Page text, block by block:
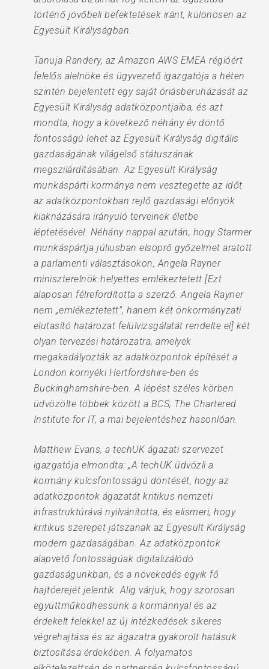
történő jövőbeli befektetések iránt, különösen az
Egyesült Királyságban.
Tanuja Randery, az Amazon AWS EMEA régióért
felelős alelnöke és ügyvezető igazgatója a héten
szintén bejelentett egy saját óriásberuházását az
Egyesült Királyság adatközpontjaiba, és azt
mondta, hogy a következő néhány év döntő
fontosságú lehet az Egyesült Királyság digitális
gazdaságának világelső státuszának
megszilárdításában. Az Egyesült Királyság
munkáspárti kormánya nem vesztegette az időt
az adatközpontokban rejlő gazdasági előnyök
kiaknázására irányuló terveinek életbe
léptetésével. Néhány nappal azután, hogy Starmer
munkáspártja júliusban elsöprő győzelmet aratott
a parlamenti választásokon, Angela Rayner
miniszterelnök-helyettes emlékeztetett [Ezt
alaposan félrefordította a szerző. Angela Rayner
nem „emlékeztetett”, hanem két önkormányzati
elutasító határozat felülvizsgálatát rendelte el] két
olyan tervezési határozatra, amelyek
megakadályozták az adatközpontok építését a
London környéki Hertfordshire-ben és
Buckinghamshire-ben. A lépést széles körben
üdvözölte többek között a BCS, The Chartered
Institute for IT, a mai bejelentéshez hasonlóan.
Matthew Evans, a techUK ágazati szervezet
igazgatója elmondta: „A techUK üdvözli a
kormány kulcsfontosságú döntését, hogy az
adatközpontok ágazatát kritikus nemzeti
infrastruktúrává nyilvánította, és elismeri, hogy
kritikus szerepet játszanak az Egyesült Királyság
modern gazdaságában. Az adatközpontok
alapvető fontosságúak digitalizálódó
gazdaságunkban, és a növekedés egyik fő
hajtóerejét jelentik. Alig várjuk, hogy szorosan
együttműködhessünk a kormánnyal és az
érdekelt felekkel az új intézkedések sikeres
végrehajtása és az ágazatra gyakorolt hatásuk
biztosítása érdekében. A folyamatos